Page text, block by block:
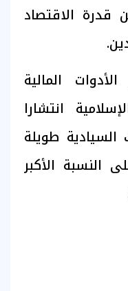
قدرة الاقتصاد
المالية
انتشارا
طويلة
النسبة الأكبر